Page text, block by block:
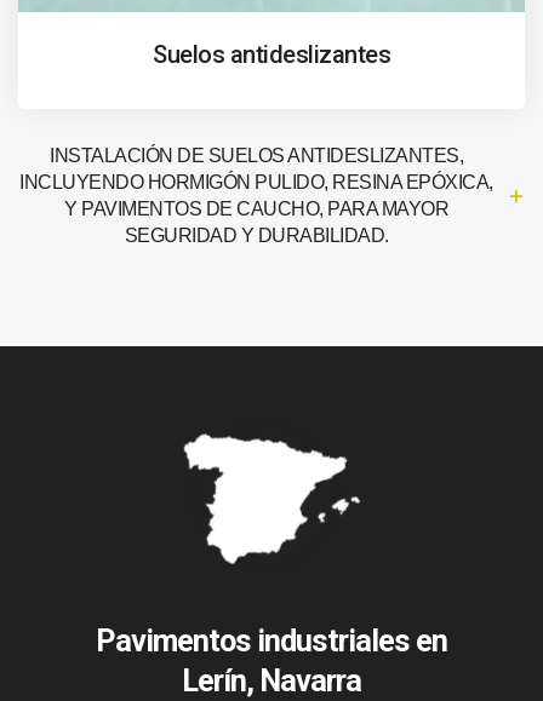
Suelos antideslizantes
INSTALACIÓN DE SUELOS ANTIDESLIZANTES,
INCLUYENDO HORMIGÓN PULIDO, RESINA EPÓXICA,
Y PAVIMENTOS DE CAUCHO, PARA MAYOR
SEGURIDAD Y DURABILIDAD.
Pavimentos industriales en
Lerín, Navarra